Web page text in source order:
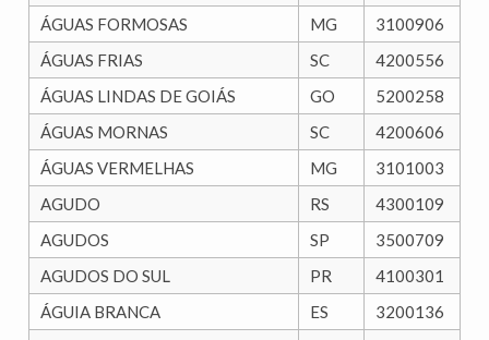
ÁGUAS FORMOSAS
MG
3100906
ÁGUAS FRIAS
SC
4200556
ÁGUAS LINDAS DE GOIÁS
GO
5200258
ÁGUAS MORNAS
SC
4200606
ÁGUAS VERMELHAS
MG
3101003
AGUDO
RS
4300109
AGUDOS
SP
3500709
AGUDOS DO SUL
PR
4100301
ÁGUIA BRANCA
ES
3200136